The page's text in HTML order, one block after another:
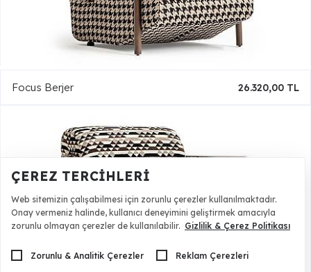
Focus Berjer 26.320,00 TL
ÇEREZ TERCIHLERI
Web sitemizin çalışabilmesi için zorunlu çerezler kullanılmaktadır.
Onay vermeniz halinde, kullanıcı deneyimini geliştirmek amacıyla
zorunlu olmayan çerezler de kullanılabilir. Gizlilik & Çerez Politikası
Zorunlu & Analitik Çerezler Reklam Çerezleri